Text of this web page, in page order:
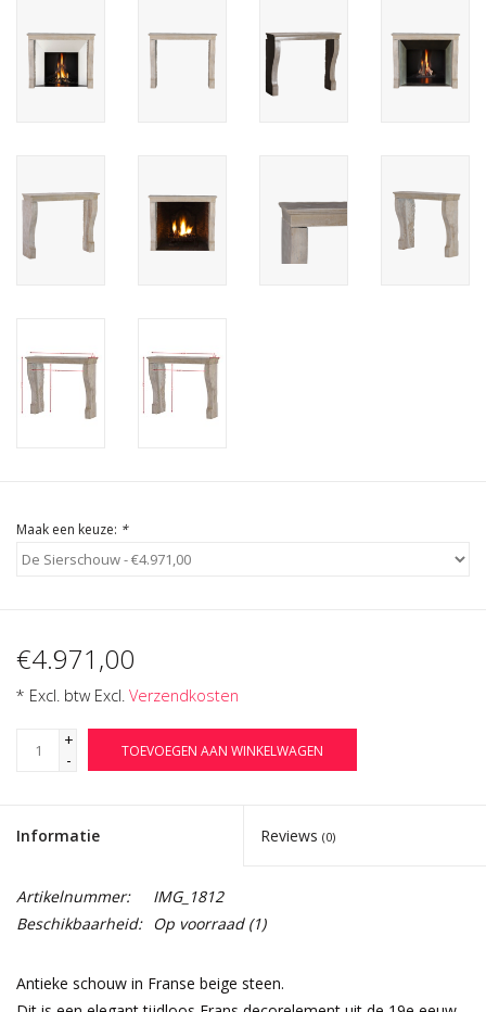
Cadeau Bonnen
Maak een keuze: *
€4.971,00
* Excl. btw Excl. Verzendkosten
+
-
TOEVOEGEN AAN WINKELWAGEN
Informatie Reviews (0)
Artikelnummer:
IMG_1812
Beschikbaarheid: Op voorraad(1)
Antieke schouw in Franse beige steen.